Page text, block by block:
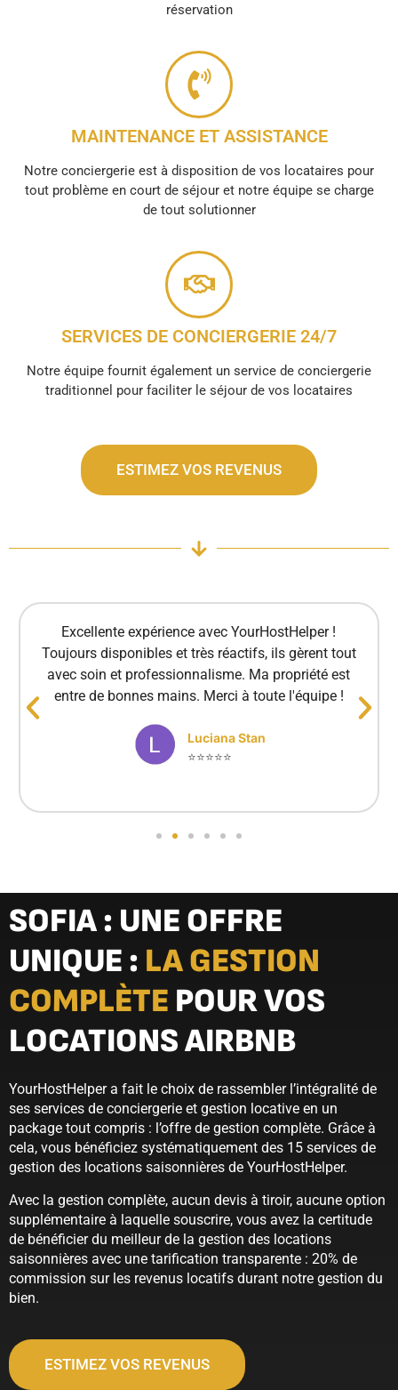
réservation
MAINTENANCE ET ASSISTANCE
Notre conciergerie est à disposition de vos locataires pour
tout problème en court de séjour et notre équipe se charge
de tout solutionner
SERVICES DE CONCIERGERIE 24/7
Notre équipe fournit également un service de conciergerie
traditionnel pour faciliter le séjour de vos locataires
ESTIMEZ VOS REVENUS
Excellente expérience avec YourHostHelper !
Toujours disponibles et très réactifs, ils gèrent tout
avec soin et professionnalisme. Ma propriété est
entre de bonnes mains. Merci à toute l'équipe !
Luciana Stan
⭐⭐⭐⭐⭐
SOFIA : UNE OFFRE
UNIQUE : LA GESTION
COMPLÈTE POUR VOS
LOCATIONS AIRBNB
YourHostHelper a fait le choix de rassembler l’intégralité de
ses services de conciergerie et gestion locative en un
package tout compris : l’offre de gestion complète. Grâce à
cela, vous bénéficiez systématiquement des 15 services de
gestion des locations saisonnières de YourHostHelper.
Avec la gestion complète, aucun devis à tiroir, aucune option
supplémentaire à laquelle souscrire, vous avez la certitude
de bénéficier du meilleur de la gestion des locations
saisonnières avec une tarification transparente : 20% de
commission sur les revenus locatifs durant notre gestion du
bien.
ESTIMEZ VOS REVENUS